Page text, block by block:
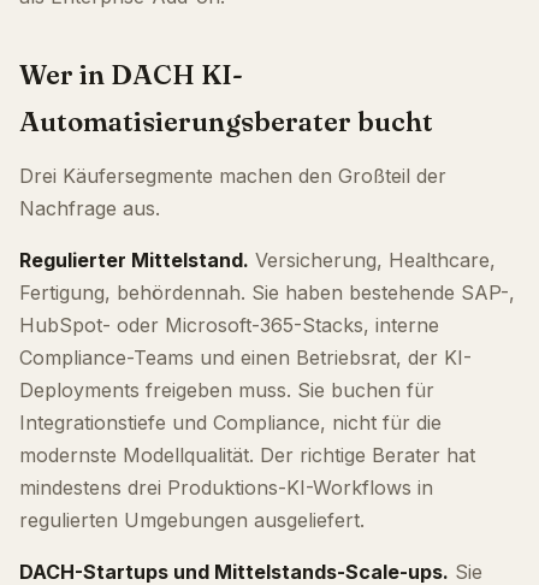
Wer in DACH KI-
Automatisierungsberater bucht
Drei Käufersegmente machen den Großteil der
Nachfrage aus.
Regulierter Mittelstand. Versicherung, Healthcare,
Fertigung, behördennah. Sie haben bestehende SAP-,
HubSpot- oder Microsoft-365-Stacks, interne
Compliance-Teams und einen Betriebsrat, der KI-
Deployments freigeben muss. Sie buchen für
Integrationstiefe und Compliance, nicht für die
modernste Modellqualität. Der richtige Berater hat
mindestens drei Produktions-KI-Workflows in
regulierten Umgebungen ausgeliefert.
DACH-Startups und Mittelstands-Scale-ups. Sie